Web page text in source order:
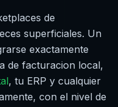
de
superficiales. Un
exactamente
de facturacion local,
, tu ERP y cualquier
con el nivel de